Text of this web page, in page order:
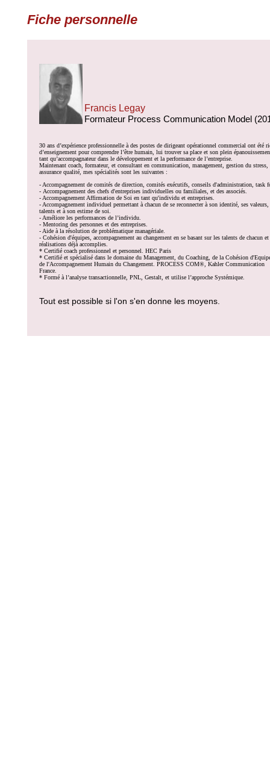
Fiche personnelle
Francis Legay
Formateur Process Communication Model
30 ans d’expérience professionnelle à des postes de dirigeant opérationnel commercial ont été
d’enseignement pour comprendre l’être humain, lui trouver sa place et son plein
tant qu’accompagnateur dans le développement et la performance de l’entreprise.
Maintenant coach, formateur, et consultant en communication, management, gestion du stress,
assurance qualité, mes spécialités sont les suivantes :
- Accompagnement de comités de direction, comités exécutifs, conseils d'administration, task
- Accompagnement des chefs d'entreprises individuelles ou familiales, et des associés.
- Accompagnement Affirmation de Soi en tant qu'individu et entreprises.
- Accompagnement individuel permettant à chacun de se reconnecter à son identité, ses valeurs,
talents et à son estime de soi.
- Améliore les performances de l’individu.
- Mentoring des personnes et des entreprises.
- Aide à la résolution de problématique managériale.
- Cohésion d'équipes, accompagnement au changement en se basant sur les talents de chacun et
réalisations déjà accomplies.
* Certifié coach professionnel et personnel. HEC Paris
* Certifié et spécialisé dans le domaine du Management, du Coaching, de la Cohésion
de l'Accompagnement Humain du Changement. PROCESS COM®, Kahler Communication
France.
* Formé à l’analyse transactionnelle, PNL, Gestalt, et utilise l’approche Systémique.
Tout est possible si l'on s'en donne les moyens.